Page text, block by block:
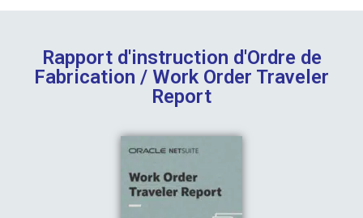
Rapport d'instruction d'Ordre de
Fabrication / Work Order Traveler
Report